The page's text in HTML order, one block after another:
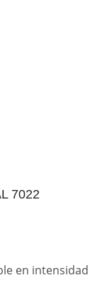
7022
en intensidad